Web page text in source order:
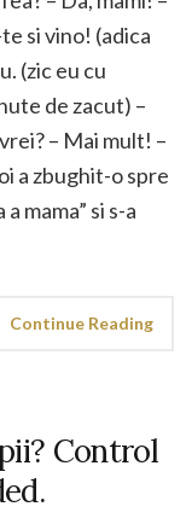
si vino! (adica
(zic eu cu
de zacut) –
– Mai mult! –
a zbughit-o spre
mama” si s-a
Continue Reading
Control